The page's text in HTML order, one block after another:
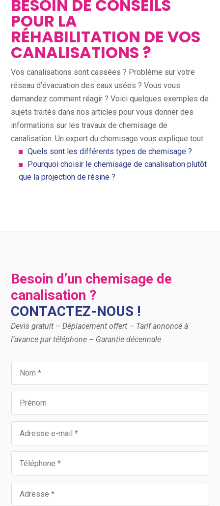
BESOIN DE CONSEILS
POUR LA
RÉHABILITATION DE VOS
CANALISATIONS ?
Vos canalisations sont cassées ? Problème sur votre
réseau d’évacuation des eaux usées ? Vous vous
demandez comment réagir ? Voici quelques exemples de
sujets traités dans nos articles pour vous donner des
informations sur les travaux de chemisage de
canalisation. Un expert du chemisage vous explique tout.
Quels sont les différents types de chemisage ?
Pourquoi choisir le chemisage de canalisation plutôt
que la projection de résine ?
Besoin d’un chemisage de
canalisation ?
CONTACTEZ-NOUS !
Devis gratuit – Déplacement offert – Tarif annoncé à
l’avance par téléphone – Garantie décennale